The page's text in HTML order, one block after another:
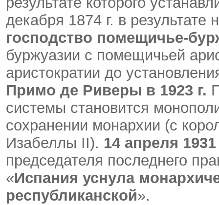
декабря 1874 г. в результате
господство помещичье-
буржуазии с помещичьей
аристократии до
Примо де Риверы в 1923 г.
системы становится
сохранении монархии (с
Изабеллы II). 14 апреля 1931
председателя последнего
«Испания уснула
республиканской».